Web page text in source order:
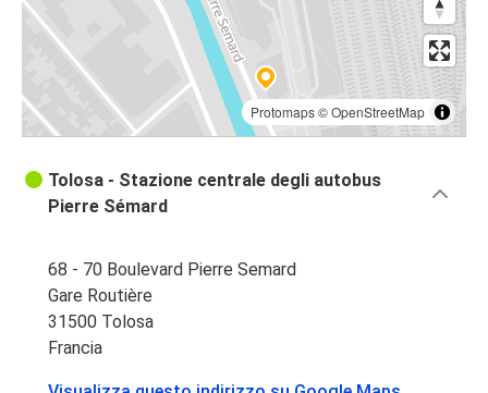
Protomaps©OpenStreetMap
Tolosa - Stazione centrale degli autobus
Pierre Sémard
68 - 70 Boulevard Pierre Semard
Gare Routière
31500 Tolosa
Francia